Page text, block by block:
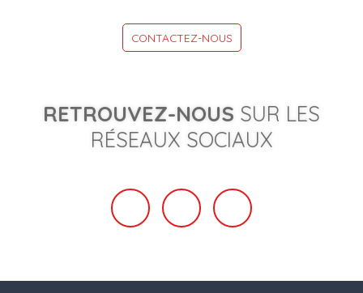
CONTACTEZ-NOUS
RETROUVEZ-NOUS SUR LES
RÉSEAUX SOCIAUX